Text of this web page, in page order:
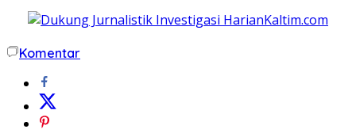
Komentar